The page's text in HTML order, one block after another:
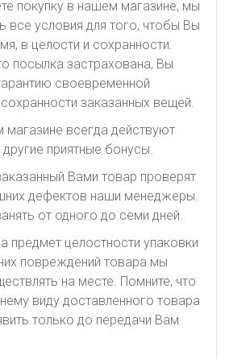
покупку в нашем магазине, мы
все условия для того, чтобы Вы
в целости и сохранности.
посылка застрахована, Вы
своевременной
заказанных вещей.
всегда действуют
приятные бонусы.
Вами товар проверят
дефектов наши менеджеры.
от одного до семи дней.
предмет целостности упаковки
повреждений товара мы
на месте. Помните, что
виду доставленного товара
только до передачи Вам